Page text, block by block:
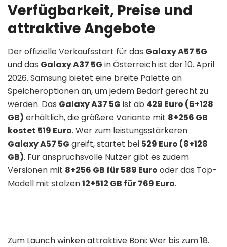
Verfügbarkeit, Preise und
attraktive Angebote
Der offizielle Verkaufsstart für das Galaxy A57 5G
und das Galaxy A37 5G in Österreich ist der 10. April
2026. Samsung bietet eine breite Palette an
Speicheroptionen an, um jedem Bedarf gerecht zu
werden. Das Galaxy A37 5G ist ab 429 Euro (6+128
GB) erhältlich, die größere Variante mit 8+256 GB
kostet 519 Euro. Wer zum leistungsstärkeren
Galaxy A57 5G greift, startet bei 529 Euro (8+128
GB). Für anspruchsvolle Nutzer gibt es zudem
Versionen mit 8+256 GB für 589 Euro oder das Top-
Modell mit stolzen12+512 GB für 769 Euro.
Zum Launch winken attraktive Boni: Wer bis zum 18.